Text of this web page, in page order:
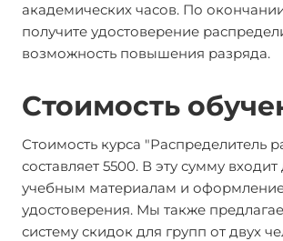
академических часов. По
получите удостоверение
возможность повышения разряда.
Стоимость
Стоимость курса "Распределитель
составляет 5500. В эту сумму входит
учебным материалам и
удостоверения. Мы также
систему скидок для групп от двух